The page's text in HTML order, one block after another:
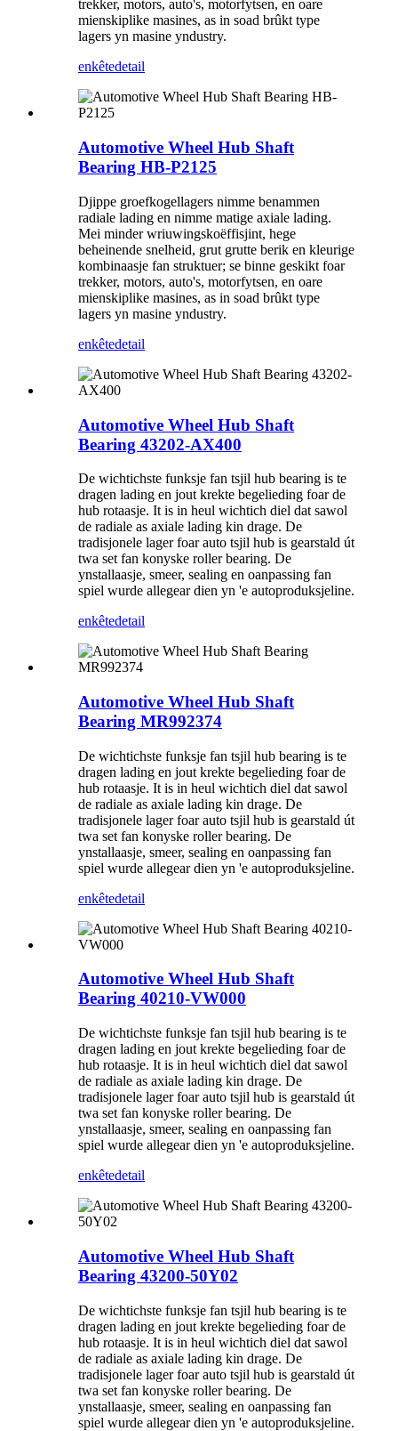
trekker, motors, auto's, motorfytsen, en oare
mienskiplike masines, as in soad brûkt type
lagers yn masine yndustry.
enkêtedetail
Automotive Wheel Hub Shaft
Bearing HB-P2125
Djippe groefkogellagers nimme benammen
radiale lading en nimme matige axiale lading.
Mei minder wriuwingskoëffisjint, hege
beheinende snelheid, grut grutte berik en kleurige
kombinaasje fan struktuer; se binne geskikt foar
trekker, motors, auto's, motorfytsen, en oare
mienskiplike masines, as in soad brûkt type
lagers yn masine yndustry.
enkêtedetail
Automotive Wheel Hub Shaft
Bearing 43202-AX400
De wichtichste funksje fan tsjil hub bearing is te
dragen lading en jout krekte begelieding foar de
hub rotaasje. It is in heul wichtich diel dat sawol
de radiale as axiale lading kin drage. De
tradisjonele lager foar auto tsjil hub is gearstald út
twa set fan konyske roller bearing. De
ynstallaasje, smeer, sealing en oanpassing fan
spiel wurde allegear dien yn 'e autoproduksjeline.
enkêtedetail
Automotive Wheel Hub Shaft
Bearing MR992374
De wichtichste funksje fan tsjil hub bearing is te
dragen lading en jout krekte begelieding foar de
hub rotaasje. It is in heul wichtich diel dat sawol
de radiale as axiale lading kin drage. De
tradisjonele lager foar auto tsjil hub is gearstald út
twa set fan konyske roller bearing. De
ynstallaasje, smeer, sealing en oanpassing fan
spiel wurde allegear dien yn 'e autoproduksjeline.
enkêtedetail
Automotive Wheel Hub Shaft
Bearing 40210-VW000
De wichtichste funksje fan tsjil hub bearing is te
dragen lading en jout krekte begelieding foar de
hub rotaasje. It is in heul wichtich diel dat sawol
de radiale as axiale lading kin drage. De
tradisjonele lager foar auto tsjil hub is gearstald út
twa set fan konyske roller bearing. De
ynstallaasje, smeer, sealing en oanpassing fan
spiel wurde allegear dien yn 'e autoproduksjeline.
enkêtedetail
Automotive Wheel Hub Shaft
Bearing 43200-50Y02
De wichtichste funksje fan tsjil hub bearing is te
dragen lading en jout krekte begelieding foar de
hub rotaasje. It is in heul wichtich diel dat sawol
de radiale as axiale lading kin drage. De
tradisjonele lager foar auto tsjil hub is gearstald út
twa set fan konyske roller bearing. De
ynstallaasje, smeer, sealing en oanpassing fan
spiel wurde allegear dien yn 'e autoproduksjeline.